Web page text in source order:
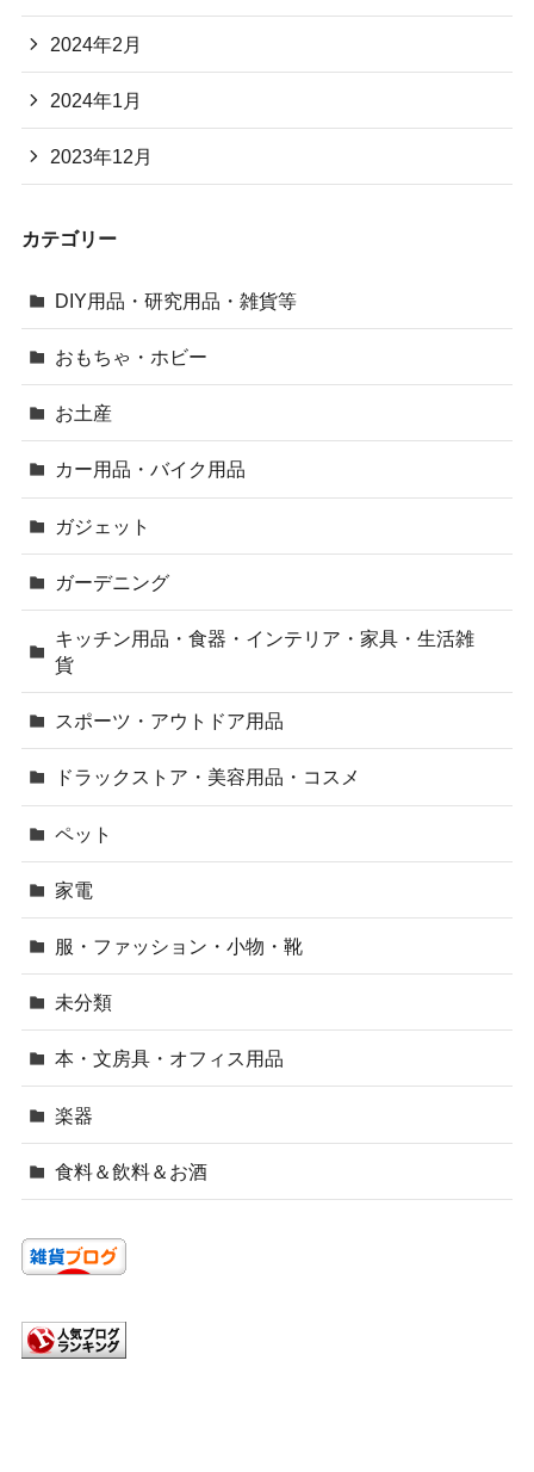
2024年2月
2024年1月
2023年12月
カテゴリー
DIY用品・研究用品・雑貨等
おもちゃ・ホビー
お土産
カー用品・バイク用品
ガジェット
ガーデニング
キッチン用品・食器・インテリア・家具・生活雑
貨
スポーツ・アウトドア用品
ドラックストア・美容用品・コスメ
ペット
家電
服・ファッション・小物・靴
未分類
本・文房具・オフィス用品
楽器
食料＆飲料＆お酒